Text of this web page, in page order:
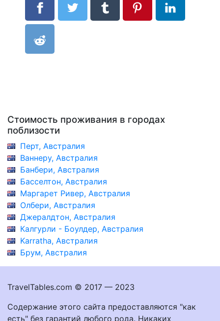
Стоимость проживания в городах
поблизости
Перт, Австралия
Ваннеру, Австралия
Банбери, Австралия
Басселтон, Австралия
Маргарет Ривер, Австралия
Олбери, Австралия
Джералдтон, Австралия
Калгурли - Боулдер, Австралия
Karratha, Австралия
Брум, Австралия
TravelTables.com © 2017 — 2023
Содержание этого сайта предоставляются "как
есть" без гарантий любого рода. Никаких